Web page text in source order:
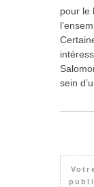
pour le
sein